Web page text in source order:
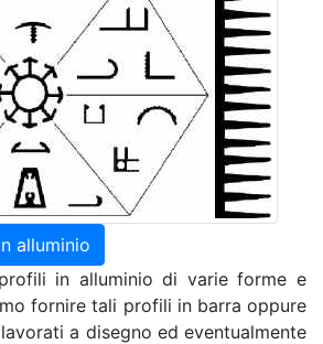
alluminio
in alluminio di varie forme e
fornire tali profili in barra oppure
a disegno ed eventualmente